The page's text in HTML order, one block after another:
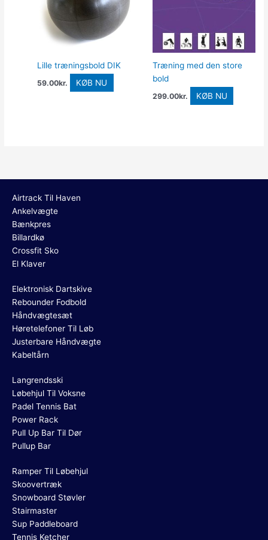
Lille træningsbold DIK
59.00kr. KØB NU
Træning med den store
bold
299.00kr. KØB NU
Airtrack Til Haven
Ankelvægte
Bænkpres
Billardkø
Crossfit Sko
El Klaver
Elektronisk Dartskive
Rebounder Fodbold
Håndvægtesæt
Høretelefoner Til Løb
Justerbare Håndvægte
Kabeltårn
Langrendsski
Løbehjul Til Voksne
Padel Tennis Bat
Power Rack
Pull Up Bar Til Dør
Pullup Bar
Ramper Til Løbehjul
Skoovertræk
Snowboard Støvler
Stairmaster
Sup Paddleboard
Tennis Ketcher